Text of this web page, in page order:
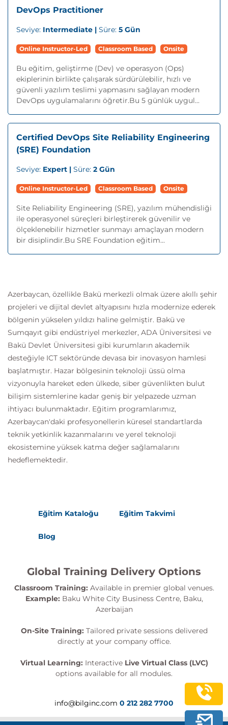
DevOps Practitioner
Seviye: Intermediate | Süre: 5 Gün
Online Instructor-Led Classroom Based Onsite
Bu eğitim, geliştirme (Dev) ve operasyon (Ops)
ekiplerinin birlikte çalışarak sürdürülebilir, hızlı ve
güvenli yazılım teslimi yapmasını sağlayan modern
DevOps uygulamalarını öğretir.Bu 5 günlük uygul...
Certified DevOps Site Reliability Engineering
(SRE) Foundation
Seviye: Expert | Süre: 2 Gün
Online Instructor-Led Classroom Based Onsite
Site Reliability Engineering (SRE), yazılım mühendisliği
ile operasyonel süreçleri birleştirerek güvenilir ve
ölçeklenebilir hizmetler sunmayı amaçlayan modern
bir disiplindir.Bu SRE Foundation eğitim...
Azerbaycan, özellikle Bakü merkezli olmak üzere akıllı şehir
projeleri ve dijital devlet altyapısını hızla modernize ederek
bölgenin yükselen yıldızı haline gelmiştir. Bakü ve
Sumqayıt gibi endüstriyel merkezler, ADA Üniversitesi ve
Bakü Devlet Üniversitesi gibi kurumların akademik
desteğiyle ICT sektöründe devasa bir inovasyon hamlesi
başlatmıştır. Hazar bölgesinin teknoloji üssü olma
vizyonuyla hareket eden ülkede, siber güvenlikten bulut
bilişim sistemlerine kadar geniş bir yelpazede uzman
ihtiyacı bulunmaktadır. Eğitim programlarımız,
Azerbaycan'daki profesyonellerin küresel standartlarda
teknik yetkinlik kazanmalarını ve yerel teknoloji
ekosistemine yüksek katma değer sağlamalarını
hedeflemektedir.
Eğitim Kataloğu Eğitim Takvimi
Blog
Global Training Delivery Options
Classroom Training: Available in premier global venues.
Example: Baku White City Business Centre, Baku,
Azerbaijan
On-Site Training: Tailored private sessions delivered
directly at your company office.
Virtual Learning: Interactive Live Virtual Class (LVC)
options available for all modules.
info@bilginc.com 0 212 282 7700